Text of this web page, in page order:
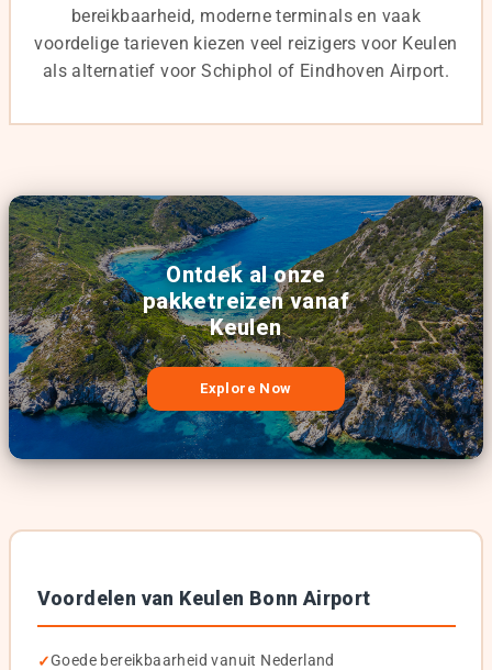
bereikbaarheid, moderne terminals en vaak
voordelige tarieven kiezen veel reizigers voor Keulen
als alternatief voor Schiphol of Eindhoven Airport.
Ontdek al onze
pakketreizen vanaf
Keulen
Explore Now
Voordelen van Keulen Bonn Airport
Goede bereikbaarheid vanuit Nederland